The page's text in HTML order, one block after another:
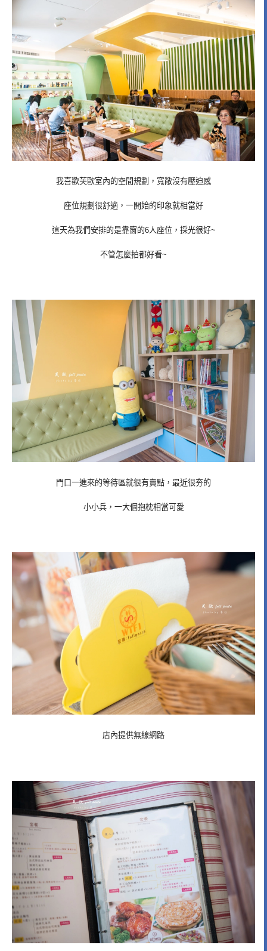
我喜歡芙歐室內的空間規劃，寬敞沒有壓迫感
座位規劃很舒適，一開始的印象就相當好
這天為我們安排的是靠窗的6人座位，採光很好~
不管怎麼拍都好看~
門口一進來的等待區就很有賣點，最近很夯的
小小兵，一大個抱枕相當可愛
店內提供無線網路